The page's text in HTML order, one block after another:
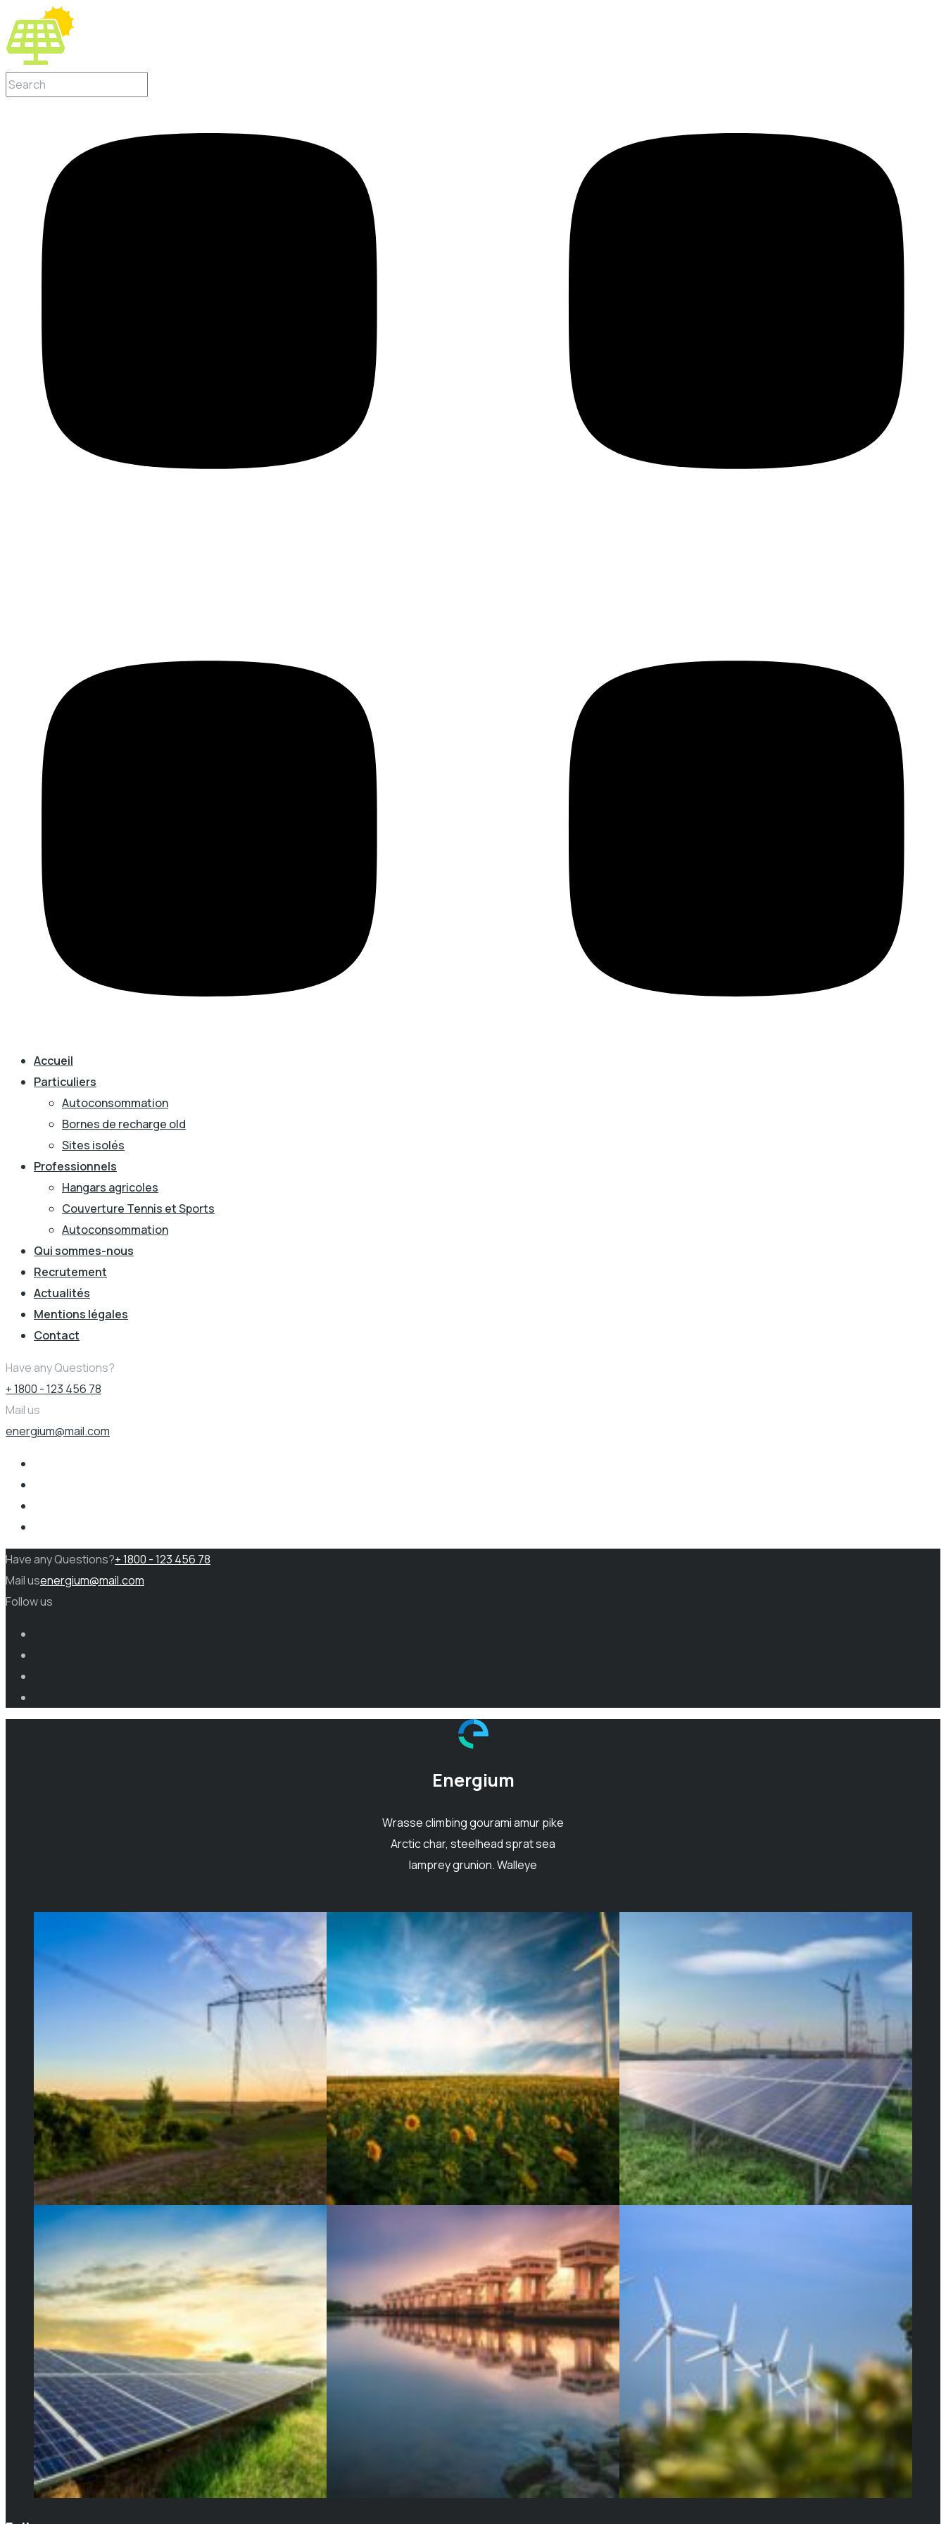
Accueil
Particuliers
Autoconsommation
Bornes de recharge old
Sites isolés
Professionnels
Hangars agricoles
Couverture Tennis et Sports
Autoconsommation
Qui sommes-nous
Recrutement
Actualités
Mentions légales
Contact
Have any Questions?
+ 1800 - 123 456 78
Mail us
energium@mail.com
Have any Questions?+ 1800 - 123 456 78
Mail usenergium@mail.com
Follow us
Energium
Wrasse climbing gourami amur pike
Arctic char, steelhead sprat sea
lamprey grunion. Walleye